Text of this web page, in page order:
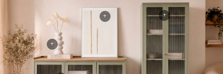
+
+
+